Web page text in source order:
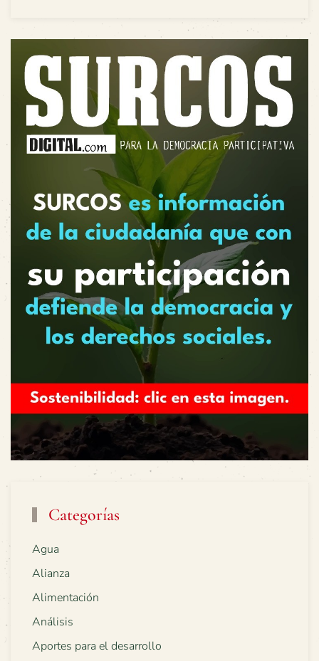
Categorías
Agua
Alianza
Alimentación
Análisis
Aportes para el desarrollo